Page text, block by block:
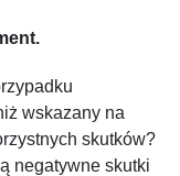
wskazany na
skutków?
negatywne skutki